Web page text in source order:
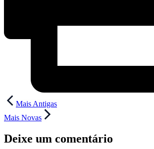
Navegação
de
Mais Antigas
Mais Novas
Deixe um comentário